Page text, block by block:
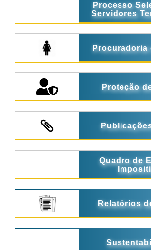
Processo
Servidores
Procuradoria
Proteção
Quadro de
Relatórios